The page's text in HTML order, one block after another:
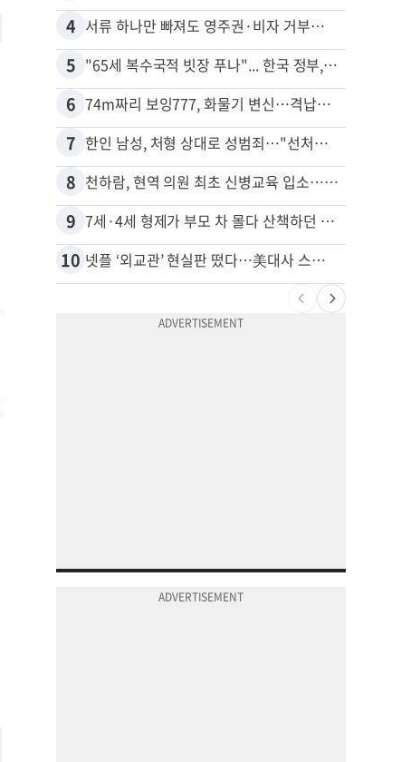
4 서류 하나만 빠져도 영주권·비자 거부…심사관 재량권 대폭 확대
5 "65세 복수국적 빗장 푸나"... 한국 정부, 연령 완화 전면 추진
6 74m짜리 보잉777, 화물기 변신…격납고서 ‘보물’ 찾는 인천공항
7 한인 남성, 처형 상대로 성범죄…"선처해줬더니 배신자 취급"
8 천하람, 현역 의원 최초 신병교육 입소…논산서 2박3일 생활
9 7세·4세 형제가 부모 차 몰다 산책하던 여성 들이받아
10 넷플 ‘외교관’ 현실판 떴다…美대사 스틸 지키는 ‘신 스틸러’